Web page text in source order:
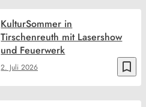
bookmark_border
2. Juli 2026
KulturSommer in
Tirschenreuth mit Lasershow
und Feuerwerk